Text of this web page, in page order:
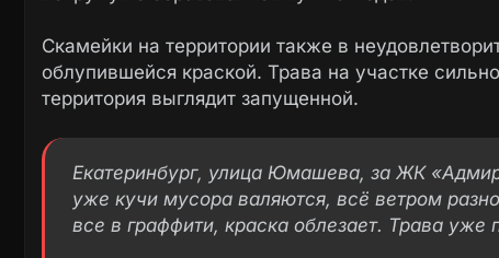
Скамейки на территории также в
облупившейся краской. Трава на участке
территория выглядит запущенной.
Екатеринбург, улица Юмашева, за ЖК
уже кучи мусора валяются, всё ветром
все в граффити, краска облезает. Трава уже